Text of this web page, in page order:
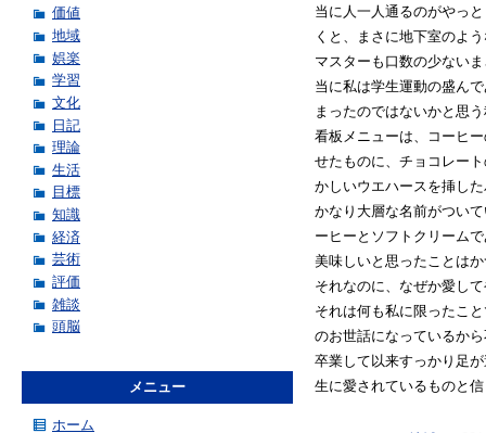
当に人一人通るのがやっ
くと、まさに地下室のよ
マスターも口数の少ない
当に私は学生運動の盛ん
まったのではないかと思
看板メニューは、コーヒ
せたものに、チョコレー
かしいウエハースを挿し
かなり大層な名前がつい
ーヒーとソフトクリーム
美味しいと思ったことは
それなのに、なぜか愛し
それは何も私に限ったこ
のお世話になっているか
卒業して以来すっかり足
生に愛されているものと
価値
地域
娯楽
学習
文化
日記
理論
生活
目標
知識
経済
芸術
評価
雑談
頭脳
メニュー
ホーム